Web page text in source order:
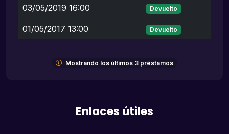
03/05/2019 16:00 Devuelto
01/05/2017 13:00 Devuelto
Mostrando los últimos 3 préstamos
Enlaces útiles